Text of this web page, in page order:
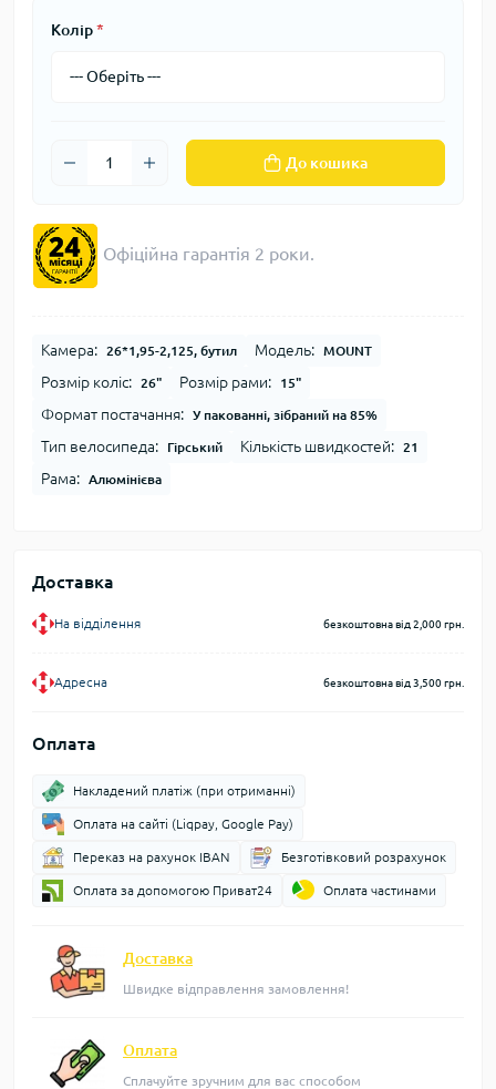
Колір*
До кошика
Офіційна гарантія 2 роки.
Камера: 26*1,95-2,125, бутил Модель: MOUNT
Розмір коліс: 26" Розмір рами: 15"
Формат постачання: У пакованні, зібраний на 85%
Тип велосипеда: Гірський Кількість швидкостей: 21
Рама: Алюмінієва
Доставка
На відділення безкоштовна від 2,000 грн.
Адресна безкоштовна від 3,500 грн.
Оплата
Накладений платіж (при отриманні)
Оплата на сайті (Liqpay, Google Pay)
Переказ на рахунок IBAN Безготівковий розрахунок
Оплата за допомогою Приват24 Оплата частинами
Доставка
Швидке відправлення замовлення!
Оплата
Сплачуйте зручним для вас способом